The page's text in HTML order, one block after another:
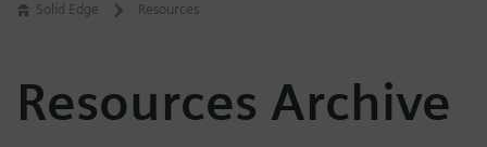
Solid Edge Resources
Resources Archive